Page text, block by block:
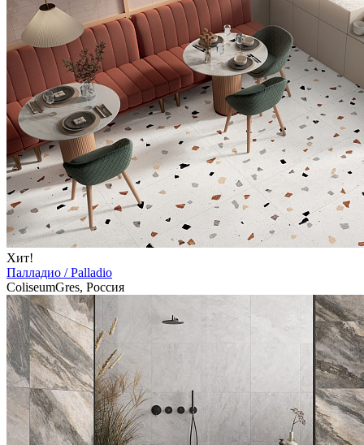
Хит!
Палладио / Palladio
ColiseumGres, Россия